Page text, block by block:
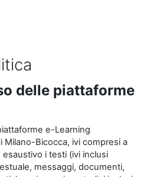
delle piattaforme
e-Learning
Milano-Bicocca, ivi compresi a
i testi (ivi inclusi
messaggi, documenti,